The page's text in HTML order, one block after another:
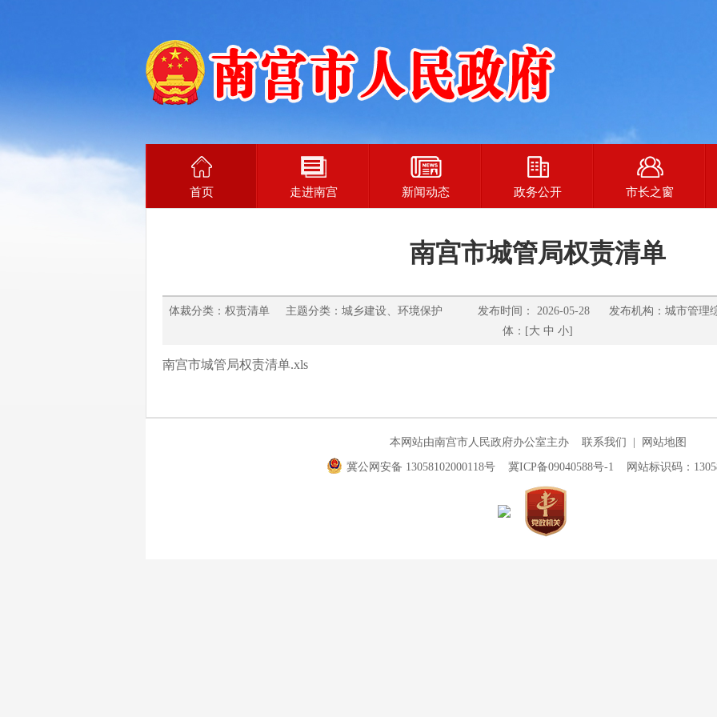
首页 走进南宫 新闻动态 政务公开 市长之窗
南宫市城管局权责清单
体裁分类：权责清单 主题分类：城乡建设、环境保护 发布时间： 2026-05-28 发布机构：城市管
体：[大 中 小]
南宫市城管局权责清单.xls
本网站由南宫市人民政府办公室主办 联系我们 网站地图
冀公网安备 13058102000118号 冀ICP备09040588号-1 网站标识码：